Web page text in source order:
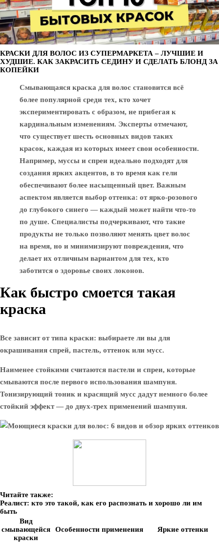
КРАСКИ ДЛЯ ВОЛОС ИЗ СУПЕРМАРКЕТА – ЛУЧШИЕ И
ХУДШИЕ. КАК ЗАКРАСИТЬ СЕДИНУ И СДЕЛАТЬ БЛОНД ЗА
КОПЕЙКИ
Смывающаяся краска для волос становится всё
более популярной среди тех, кто хочет
экспериментировать с образом, не прибегая к
кардинальным изменениям. Эксперты отмечают,
что существует шесть основных видов таких
красок, каждая из которых имеет свои особенности.
Например, муссы и спреи идеально подходят для
создания ярких акцентов, в то время как гели
обеспечивают более насыщенный цвет. Важным
аспектом является выбор оттенка: от ярко-розового
до глубокого синего — каждый может найти что-то
по душе. Специалисты подчеркивают, что такие
продукты не только позволяют менять цвет волос
на время, но и минимизируют повреждения, что
делает их отличным вариантом для тех, кто
заботится о здоровье своих локонов.
Как быстро смоется такая
краска
Все зависит от типа краски: выбираете ли вы для
окрашивания спрей, пастель, оттенок или мусс.
Наименее стойкими считаются пастели и спреи, которые
смываются после первого использования шампуня.
Тонизирующий тоник и красящий мусс дадут немного более
стойкий эффект — до двух-трех применений шампуня.
Читайте также:
Реалист: кто это такой, как его распознать и хорошо ли им
быть
Вид
смывающейся
краски
Особенности применения Яркие оттенки